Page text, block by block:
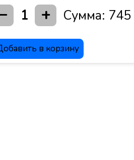
1 + Сумма:
в корзину